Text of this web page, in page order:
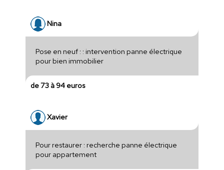
Nina
Pose en neuf : : intervention panne électrique
pour bien immobilier
de 73 à 94 euros
Xavier
Pour restaurer : recherche panne électrique
pour appartement